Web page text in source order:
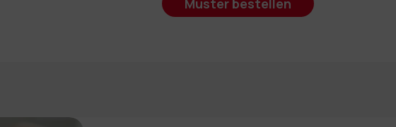
Wenn Sie unsere Preislisten herunterladen möchten, müssen Sie die Währung
Muster bestellen